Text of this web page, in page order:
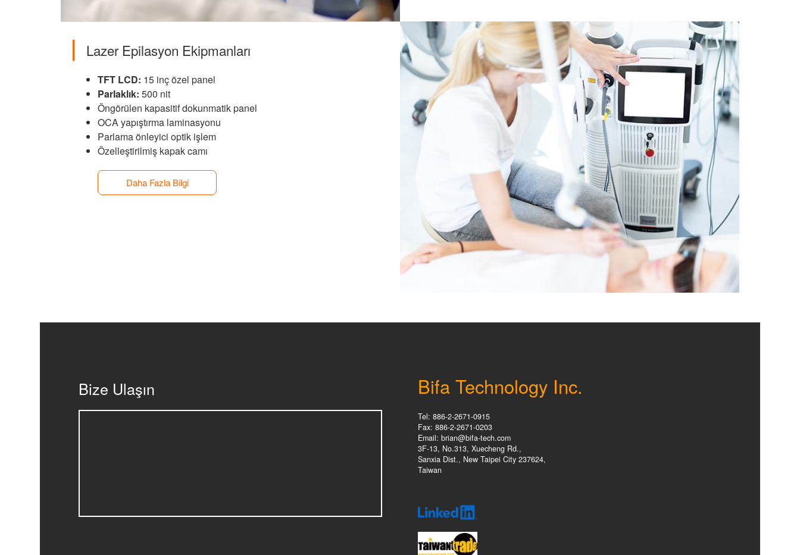
Lazer Epilasyon Ekipmanları
TFT LCD: 15 inç özel panel
Parlaklık: 500 nit
Öngörülen kapasitif dokunmatik panel
OCA yapıştırma laminasyonu
Parlama önleyici optik işlem
Özelleştirilmiş kapak camı
Daha Fazla Bilgi
Bize Ulaşın Bifa Technology Inc.
Tel: 886-2-2671-0915
Fax: 886-2-2671-0203
Email: brian@bifa-tech.com
3F-13, No.313, Xuecheng Rd.,
Sanxia Dist., New Taipei City 237624,
Taiwan